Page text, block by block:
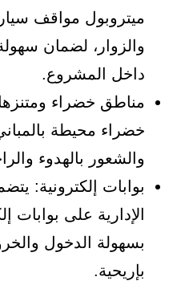
ميتروبول مواقف
والزوار، لضمان
داخل المشروع.
مناطق خضراء
خضراء محيطة
والشعور بالهدوء
بوابات إلكترونية:
الإدارية على بوابات
بسهولة الدخول
بإريحية.